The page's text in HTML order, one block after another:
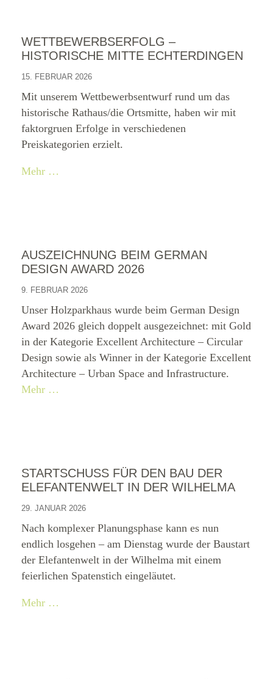
WETTBEWERBSERFOLG –
HISTORISCHE MITTE ECHTERDINGEN
15. FEBRUAR 2026
Mit unserem Wettbewerbsentwurf rund um das
historische Rathaus/die Ortsmitte, haben wir mit
faktorgruen Erfolge in verschiedenen
Preiskategorien erzielt.
Mehr …
AUSZEICHNUNG BEIM GERMAN
DESIGN AWARD 2026
9. FEBRUAR 2026
Unser Holzparkhaus wurde beim German Design
Award 2026 gleich doppelt ausgezeichnet: mit Gold
in der Kategorie Excellent Architecture – Circular
Design sowie als Winner in der Kategorie Excellent
Architecture – Urban Space and Infrastructure.
Mehr …
STARTSCHUSS FÜR DEN BAU DER
ELEFANTENWELT IN DER WILHELMA
29. JANUAR 2026
Nach komplexer Planungsphase kann es nun
endlich losgehen – am Dienstag wurde der Baustart
der Elefantenwelt in der Wilhelma mit einem
feierlichen Spatenstich eingeläutet.
Mehr …